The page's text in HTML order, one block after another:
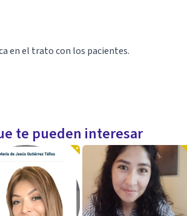
en el trato con los pacientes.
te pueden interesar